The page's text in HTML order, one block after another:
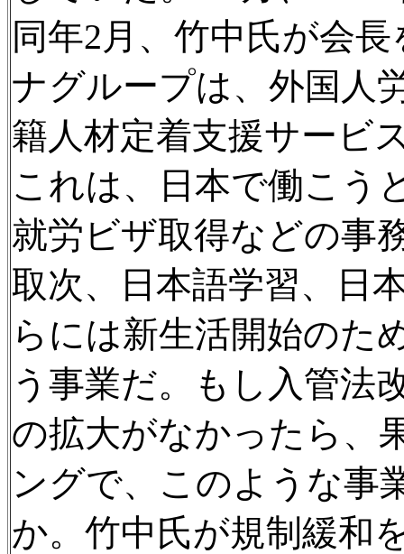
同年2月、竹中氏が会
ナグループは、外国人
籍人材定着支援サービ
これは、日本で働こう
就労ビザ取得などの事
取次、日本語学習、日
らには新生活開始のた
う事業だ。もし入管法
の拡大がなかったら、
ングで、このような事
か。竹中氏が規制緩和